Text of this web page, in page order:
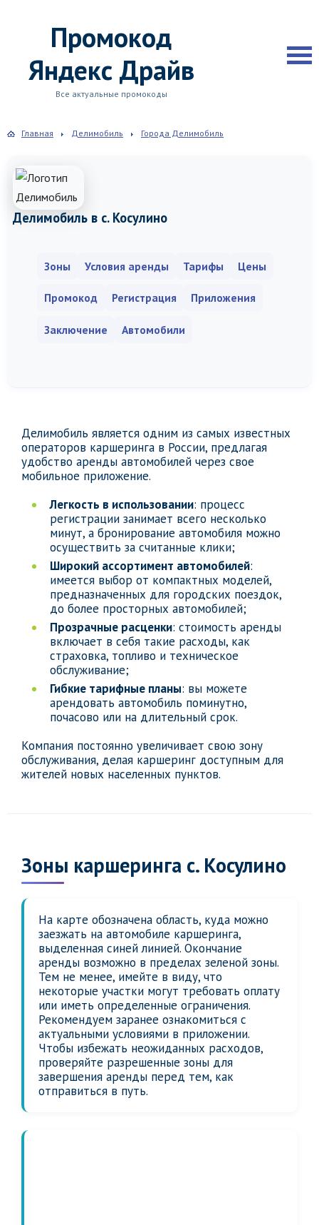
Промокод
Яндекс Драйв
Все актуальные промокоды
Главная Делимобиль Города Делимобиль
Делимобиль в с. Косулино
Зоны Условия аренды Тарифы Цены
Промокод Регистрация Приложения
Заключение Автомобили
Делимобиль является одним из самых известных
операторов каршеринга в России, предлагая
удобство аренды автомобилей через свое
мобильное приложение.
Легкость в использовании: процесс
регистрации занимает всего несколько
минут, а бронирование автомобиля можно
осуществить за считанные клики;
Широкий ассортимент автомобилей:
имеется выбор от компактных моделей,
предназначенных для городских поездок,
до более просторных автомобилей;
Прозрачные расценки: стоимость аренды
включает в себя такие расходы, как
страховка, топливо и техническое
обслуживание;
Гибкие тарифные планы: вы можете
арендовать автомобиль поминутно,
почасово или на длительный срок.
Компания постоянно увеличивает свою зону
обслуживания, делая каршеринг доступным для
жителей новых населенных пунктов.
Зоны каршеринга с. Косулино
На карте обозначена область, куда можно
заезжать на автомобиле каршеринга,
выделенная синей линией. Окончание
аренды возможно в пределах зеленой зоны.
Тем не менее, имейте в виду, что
некоторые участки могут требовать оплату
или иметь определенные ограничения.
Рекомендуем заранее ознакомиться с
актуальными условиями в приложении.
Чтобы избежать неожиданных расходов,
проверяйте разрешенные зоны для
завершения аренды перед тем, как
отправиться в путь.